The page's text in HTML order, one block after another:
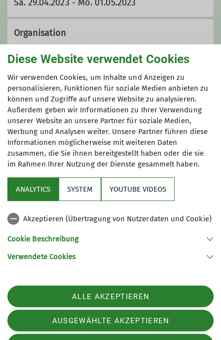
Sa. 29.04.2023 - Mo. 01.05.2023
Organisation
Milena Bennewitz
milena.bennewitz@dav-
koblenz.de
Qualifikationen
Familiengruppenleiter*in (ausgebildet)
Ämter
Sektion
DAV
Sektion Koblenz des Deutschen Alpenvereins e.V.
Telefon +4926179452
Diese Website verwendet Cookies
Wir verwenden Cookies, um Inhalte und Anzeigen zu
personalisieren, Funktionen für soziale Medien anbieten zu
können und Zugriffe auf unsere Website zu analysieren.
Außerdem geben wir Informationen zu Ihrer Verwendung
unserer Website an unsere Partner für soziale Medien,
Werbung und Analysen weiter. Unsere Partner führen diese
Informationen möglicherweise mit weiteren Daten
zusammen, die Sie ihnen bereitgestellt haben oder die sie
im Rahmen Ihrer Nutzung der Dienste gesammelt haben.
ANALYTICS SYSTEM YOUTUBE VIDEOS
Akzeptieren (Übertragung von Nutzerdaten und Cookie)
Cookie Beschreibung
Verwendete Cookies
ALLE AKZEPTIEREN
AUSGEWÄHLTE AKZEPTIEREN